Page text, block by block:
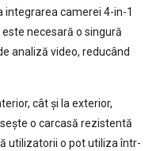
integrarea camerei 4-in-1
necesară o singură
analiză video, reducând
cât și la exterior,
o carcasă rezistentă
utilizatorii o pot utiliza într-